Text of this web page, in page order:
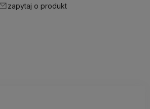
zapytaj o produkt